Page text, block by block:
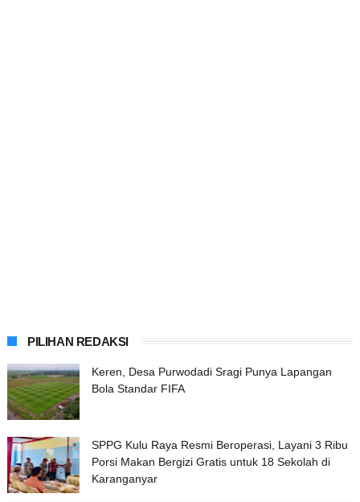
PILIHAN REDAKSI
Keren, Desa Purwodadi Sragi Punya Lapangan
Bola Standar FIFA
SPPG Kulu Raya Resmi Beroperasi, Layani 3 Ribu
Porsi Makan Bergizi Gratis untuk 18 Sekolah di
Karanganyar